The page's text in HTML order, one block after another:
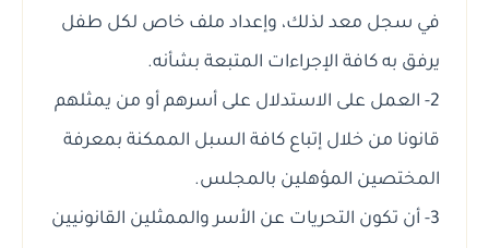
في سجل معد لذلك، وإعداد ملف خاص لكل طفل
يرفق به كافة الإجراءات المتبعة بشأنه.
2- العمل على الاستدلال على أسرهم أو من يمثلهم
قانونا من خلال إتباع كافة السبل الممكنة بمعرفة
المختصين المؤهلين بالمجلس.
3- أن تكون التحريات عن الأسر والممثلين القانونيين